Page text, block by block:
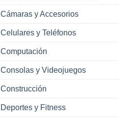
Cámaras y Accesorios
Celulares y Teléfonos
Computación
Consolas y Videojuegos
Construcción
Deportes y Fitness